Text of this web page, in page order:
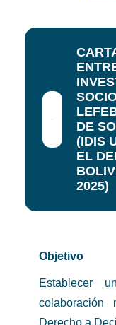
DE
(IDIS
EL
2025)
Objetivo
Establecer
colaboración
Derecho a